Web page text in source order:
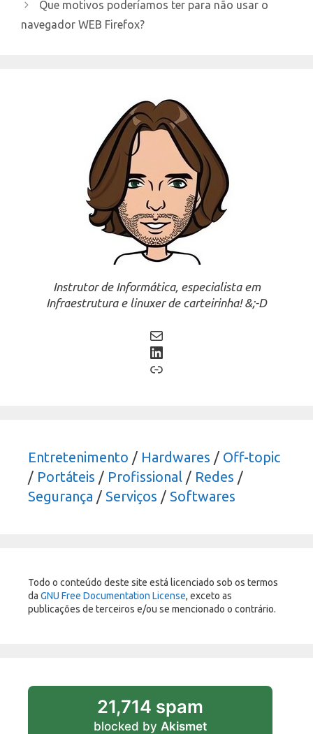
Que motivos poderíamos ter para não usar o
navegador WEB Firefox?
Instrutor de Informática, especialista em
Infraestrutura e linuxer de carteirinha! &;-D
Mail
LinkedIn
Link
Entretenimento / Hardwares / Off-topic
/ Portáteis / Profissional / Redes /
Segurança / Serviços / Softwares
Todo o conteúdo deste site está licenciado sob os termos
da GNU Free Documentation License, exceto as
publicações de terceiros e/ou se mencionado o contrário.
21,714 spam
blocked by Akismet